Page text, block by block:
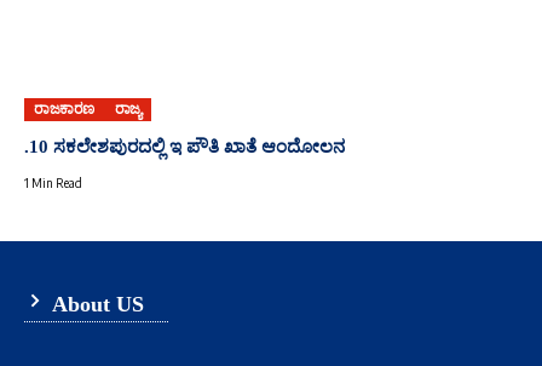
ರಾಜಕಾರಣ ರಾಜ್ಯ
.10 ಸಕಲೇಶಪುರದಲ್ಲಿ ಇ ಪೌತಿ ಖಾತೆ ಆಂದೋಲನ
1 Min Read
About US